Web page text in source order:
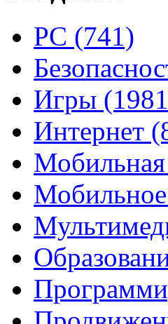
PC (741)
Игры
Интернет
Мобильная